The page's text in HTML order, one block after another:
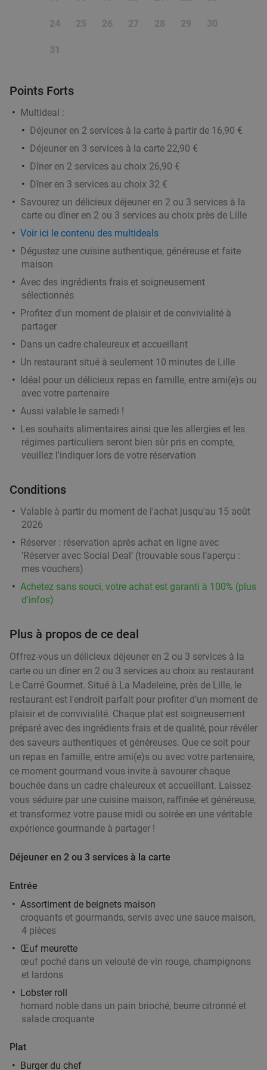
Menu en 2 services au choix à Mouscron
Mouscron
Vendu : 49
17 ,90
2- of 3-gangenlunch of -diner à la carte aan de
Belgisch-Franse grens
Aujourd'hui
Demain
Estaminet Au fond de l'Eau
Comines-Warneton 19 min.
Vendu : 173
2- of 3-gangen keuzediner in Moeskroen
Meat'ing
Moeskroen
Vendu : 14
23,45
Breughel
Aujourd'hui Demain Di Lu Ma Me
Je
Les Tables de Breughel
Mouscron 19 min.
Vendu : 102 ,70
21,50€
Thaise 3-gangen keuzelunch of -diner +
Aujourd'hui Di Lu
Je
Dar El Siam
9.8
Moeskroen 20 min. directions_car
Vendu : 11 Régulier 56,33€
34 €
35%
2-gangen keuzediner in Moeskroen
Aujourd'hui Demain Di Me
Je
Mensé - Mouscron
2- of 3-gangen keuzelunch of -diner bij O'Hazar
Aujourd'hui Demain Di Lu Ma Me
Je
O'Hazar
Menen 21 min.directions_car
Vendu : 72
24 25 26 27 28 29 30
31
Points Forts
Multideal :
Déjeuner en 2 services à la carte à partir de 16,90 €
Déjeuner en 3 services à la carte 22,90 €
Dîner en 2 services au choix 26,90 €
Dîner en 3 services au choix 32 €
Savourez un délicieux déjeuner en 2 ou 3 services à la
carte ou dîner en 2 ou 3 services au choix près de Lille
Voir ici le contenu des multideals
Dégustez une cuisine authentique, généreuse et faite
maison
Avec des ingrédients frais et soigneusement
sélectionnés
Profitez d'un moment de plaisir et de convivialité à
partager
Dans un cadre chaleureux et accueillant
Un restaurant situé à seulement 10 minutes de Lille
Idéal pour un délicieux repas en famille, entre ami(e)s ou
avec votre partenaire
Aussi valable le samedi !
Les souhaits alimentaires ainsi que les allergies et les
régimes particuliers seront bien sûr pris en compte,
veuillez l'indiquer lors de votre réservation
Conditions
Valable à partir du moment de l'achat jusqu'au 15 août
2026
Réserver : réservation après achat en ligne avec
‘Réserver avec Social Deal’ (trouvable sous l’aperçu :
mes vouchers)
Achetez sans souci, votre achat est garanti à 100% (plus
d'infos)
Plus à propos de ce deal
Offrez-vous un délicieux déjeuner en 2 ou 3 services à la
carte ou un dîner en 2 ou 3 services au choix au restaurant
Le Carré Gourmet. Situé à La Madeleine, près de Lille, le
restaurant est l'endroit parfait pour profiter d’un moment de
plaisir et de convivialité. Chaque plat est soigneusement
préparé avec des ingrédients frais et de qualité, pour révéler
des saveurs authentiques et généreuses. Que ce soit pour
un repas en famille, entre ami(e)s ou avec votre partenaire,
ce moment gourmand vous invite à savourer chaque
bouchée dans un cadre chaleureux et accueillant. Laissez-
vous séduire par une cuisine maison, raffinée et généreuse,
et transformez votre pause midi ou soirée en une véritable
expérience gourmande à partager !
Déjeuner en 2 ou 3 services à la carte
Entrée
Assortiment de beignets maison
croquants et gourmands, servis avec une sauce maison,
4 pièces
Œuf meurette
œuf poché dans un velouté de vin rouge, champignons
et lardons
Lobster roll
homard noble dans un pain brioché, beurre citronné et
salade croquante
Plat
Burger du chef